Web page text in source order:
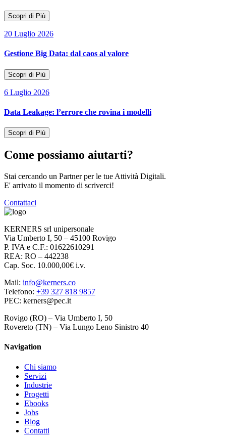
Scopri di Più
20 Luglio 2026
Gestione Big Data: dal caos al valore
Scopri di Più
6 Luglio 2026
Data Leakage: l’errore che rovina i modelli
Scopri di Più
Come possiamo aiutarti?
Stai cercando un Partner per le tue Attività Digitali.
E' arrivato il momento di scriverci!
Contattaci
KERNERS srl unipersonale
Via Umberto I, 50 – 45100 Rovigo
P. IVA e C.F.: 01622610291
REA: RO – 442238
Cap. Soc. 10.000,00€ i.v.
Mail: info@kerners.co
Telefono: +39 327 818 9857
PEC: kerners@pec.it
Rovigo (RO) – Via Umberto I, 50
Rovereto (TN) – Via Lungo Leno Sinistro 40
Navigation
Chi siamo
Servizi
Industrie
Progetti
Ebooks
Jobs
Blog
Contatti